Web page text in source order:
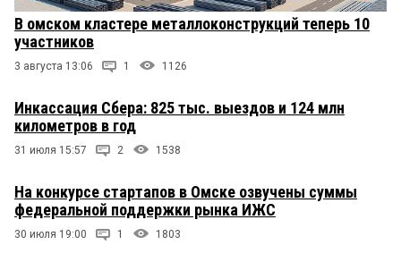
В омском кластере металлоконструкций теперь 10
участников
3 августа 13:06 1 1126
Инкассация Сбера: 825 тыс. выездов и 124 млн
километров в год
31 июля 15:57 2 1538
На конкурсе стартапов в Омске озвучены суммы
федеральной поддержки рынка ИЖС
30 июля 19:00 1 1803